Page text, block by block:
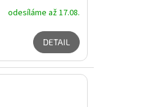
odesíláme až 17.08.
DETAIL